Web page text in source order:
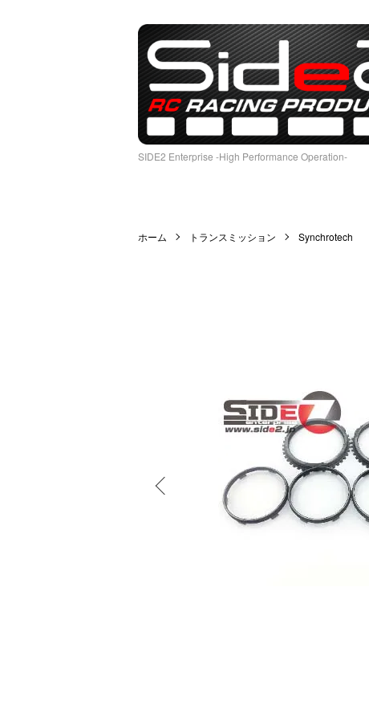
SIDE2 Enterprise -High Performance Operation-
ホーム トランスミッション Synchrotech